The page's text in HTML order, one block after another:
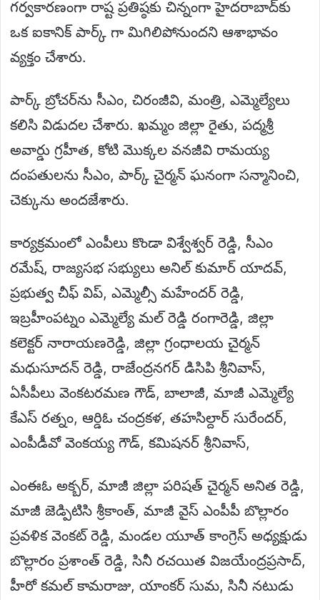
గర్వకారణంగా రాష్ట ప్రతిష్ఠకు చిన్నంగా హైదరాబాద్‌కు
ఒక ఐకానిక్ పార్క్ గా మిగిలిపోనుందని ఆశాభావం
వ్యక్తం చేశారు.
పార్క్ బ్రోచర్‌ను సీఎం, చిరంజీవి, మంత్రి, ఎమ్మెల్యేలు
కలిసి విడుదల చేశారు. ఖమ్మం జిల్లా రైతు, పద్మశ్రీ
అవార్డు గ్రహీత, కోటి మొక్కల వనజీవి రామయ్య
దంపతులను సీఎం, పార్క్ చైర్మన్ ఘనంగా సన్మానించి,
చెక్కును అందజేశారు.
కార్యక్రమంలో ఎంపీలు కొండా విశ్వేశ్వర్ రెడ్డి, సీఎం
రమేష్, రాజ్యసభ సభ్యులు అనిల్ కుమార్ యాదవ్,
ప్రభుత్వ చీఫ్ విప్, ఎమ్మెల్సీ మహేందర్ రెడ్డి,
ఇబ్రహీంపట్నం ఎమ్మెల్యే మల్ రెడ్డి రంగారెడ్డి, జిల్లా
కలెక్టర్ నారాయణరెడ్డి, జిల్లా గ్రంధాలయ చైర్మన్
మధుసూదన్ రెడ్డి, రాజేంద్రనగర్ డిసిపి శ్రీనివాస్,
ఏసీపీలు వెంకటరమణ గౌడ్, బాలాజీ, మాజీ ఎమ్మెల్యే
కేఎస్ రత్నం, ఆర్డిఓ చంద్రకళ, తహసిల్దార్ సురేందర్,
ఎంపీడీవో వెంకయ్య గౌడ్, కమిషనర్ శ్రీనివాస్,
ఎంఈఓ అక్బర్, మాజీ జిల్లా పరిషత్ చైర్మన్ అనిత రెడ్డి,
మాజీ జెడ్పిటిసి శ్రీకాంత్, మాజీ వైస్ ఎంపీపీ బొల్లారం
ప్రవళిక వెంకట్ రెడ్డి, మండల యూత్ కాంగ్రెస్ అధ్యక్షుడు
బొల్లారం ప్రశాంత్ రెడ్డి, సినీ రచయిత విజయేంద్రప్రసాద్,
హీరో కమల్ కామరాజు, యాంకర్ సుమ, సినీ నటుడు